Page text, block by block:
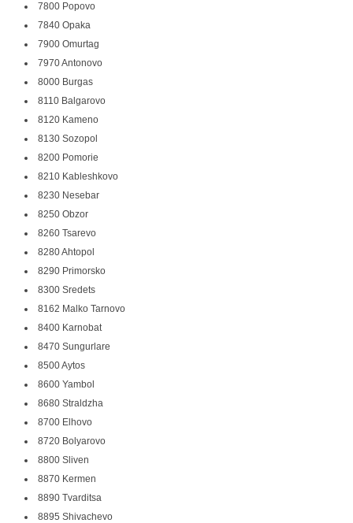
7800 Popovo
7840 Opaka
7900 Omurtag
7970 Antonovo
8000 Burgas
8110 Balgarovo
8120 Kameno
8130 Sozopol
8200 Pomorie
8210 Kableshkovo
8230 Nesebar
8250 Obzor
8260 Tsarevo
8280 Ahtopol
8290 Primorsko
8300 Sredets
8162 Malko Tarnovo
8400 Karnobat
8470 Sungurlare
8500 Aytos
8600 Yambol
8680 Straldzha
8700 Elhovo
8720 Bolyarovo
8800 Sliven
8870 Kermen
8890 Tvarditsa
8895 Shivachevo